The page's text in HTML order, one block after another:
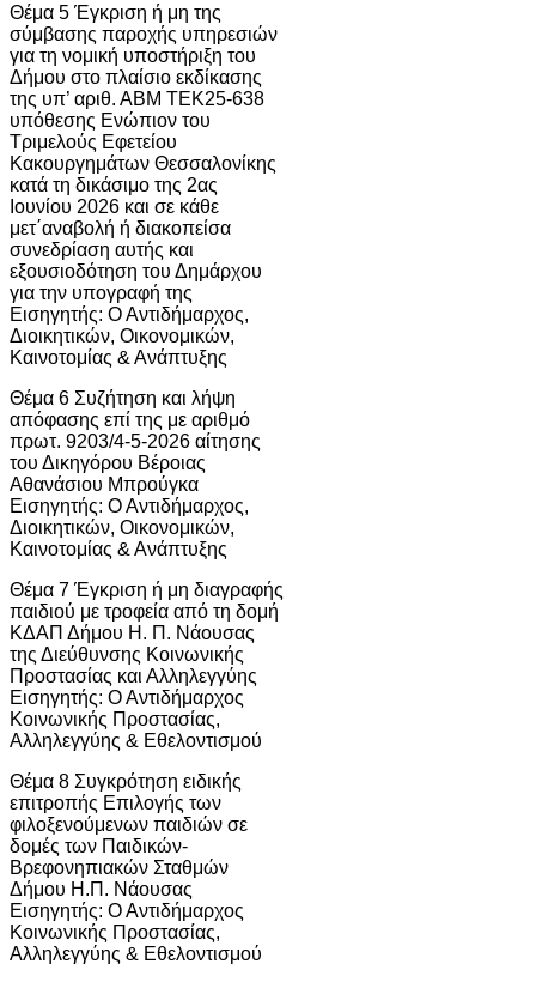
Θέμα 5 Έγκριση ή μη της
σύμβασης παροχής υπηρεσιών
για τη νομική υποστήριξη του
Δήμου στο πλαίσιο εκδίκασης
της υπ’ αριθ. ΑΒΜ ΤΕΚ25-638
υπόθεσης Ενώπιον του
Τριμελούς Εφετείου
Κακουργημάτων Θεσσαλονίκης
κατά τη δικάσιμο της 2ας
Ιουνίου 2026 και σε κάθε
μετ΄αναβολή ή διακοπείσα
συνεδρίαση αυτής και
εξουσιοδότηση του Δημάρχου
για την υπογραφή της
Εισηγητής: Ο Αντιδήμαρχος,
Διοικητικών, Οικονομικών,
Καινοτομίας & Ανάπτυξης
Θέμα 6 Συζήτηση και λήψη
απόφασης επί της με αριθμό
πρωτ. 9203/4-5-2026 αίτησης
του Δικηγόρου Βέροιας
Αθανάσιου Μπρούγκα
Εισηγητής: Ο Αντιδήμαρχος,
Διοικητικών, Οικονομικών,
Καινοτομίας & Ανάπτυξης
Θέμα 7 Έγκριση ή μη διαγραφής
παιδιού με τροφεία από τη δομή
ΚΔΑΠ Δήμου Η. Π. Νάουσας
της Διεύθυνσης Κοινωνικής
Προστασίας και Αλληλεγγύης
Εισηγητής: Ο Αντιδήμαρχος
Κοινωνικής Προστασίας,
Αλληλεγγύης & Εθελοντισμού
Θέμα 8 Συγκρότηση ειδικής
επιτροπής Επιλογής των
φιλοξενούμενων παιδιών σε
δομές των Παιδικών-
Βρεφονηπιακών Σταθμών
Δήμου Η.Π. Νάουσας
Εισηγητής: Ο Αντιδήμαρχος
Κοινωνικής Προστασίας,
Αλληλεγγύης & Εθελοντισμού